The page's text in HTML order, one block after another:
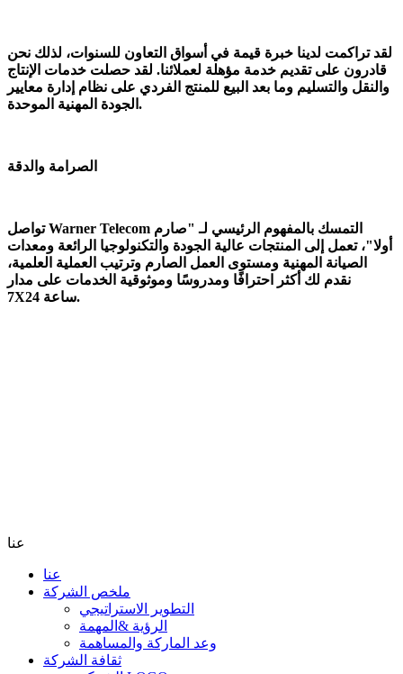
لقد تراكمت لدينا خبرة قيمة في أسواق التعاون للسنوات، لذلك نحن
قادرون على تقديم خدمة مؤهلة لعملائنا. لقد حصلت خدمات الإنتاج
والنقل والتسليم وما بعد البيع للمنتج الفردي على نظام إدارة معايير
الجودة المهنية الموحدة.
الصرامة والدقة
تواصل Warner Telecom التمسك بالمفهوم الرئيسي لـ "صارم
أولا"، تعمل إلى المنتجات عالية الجودة والتكنولوجيا الرائعة ومعدات
الصيانة المهنية ومستوى العمل الصارم وترتيب العملية العلمية،
نقدم لك أكثر احترافًا ومدروسًا وموثوقية الخدمات على مدار
7X24 ساعة.
عنا
عنا
ملخص الشركة
التطوير الاستراتيجي
الرؤية &المهمة
وعد الماركة والمساهمة
ثقافة الشركة